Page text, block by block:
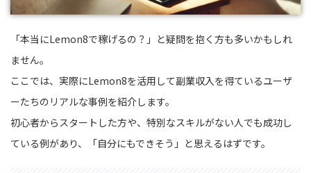
「本当にLemon8で稼げるの？」と疑問を抱く方も多いかもしれ
ません。
ここでは、実際にLemon8を活用して副業収入を得ているユーザ
ーたちのリアルな事例を紹介します。
初心者からスタートした方や、特別なスキルがない人でも成功し
ている例があり、「自分にもできそう」と思えるはずです。